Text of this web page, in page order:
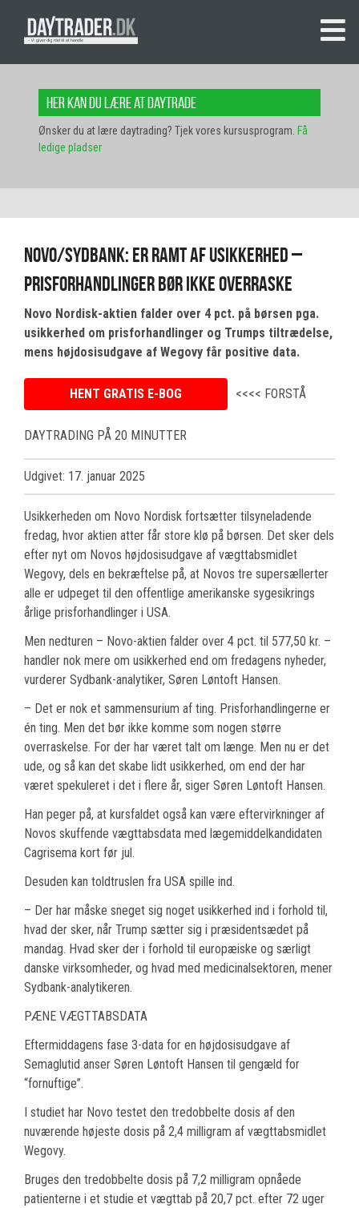
Her kan du lære at daytrade
Ønsker du at lære daytrading? Tjek vores kursusprogram. Få
ledige pladser
Novo/Sydbank: Er ramt af usikkerhed –
prisforhandlinger bør ikke overraske
Novo Nordisk-aktien falder over 4 pct. på børsen pga.
usikkerhed om prisforhandlinger og Trumps tiltrædelse,
mens højdosisudgave af Wegovy får positive data.
HENT GRATIS E-BOG <<<< FORSTÅ
DAYTRADING PÅ 20 MINUTTER
Udgivet: 17. januar 2025
Usikkerheden om Novo Nordisk fortsætter tilsyneladende
fredag, hvor aktien atter får store klø på børsen. Det sker dels
efter nyt om Novos højdosisudgave af vægttabsmidlet
Wegovy, dels en bekræftelse på, at Novos tre supersællerter
alle er udpeget til den offentlige amerikanske sygesikrings
årlige prisforhandlinger i USA.
Men nedturen – Novo-aktien falder over 4 pct. til 577,50 kr. –
handler nok mere om usikkerhed end om fredagens nyheder,
vurderer Sydbank-analytiker, Søren Løntoft Hansen.
– Det er nok et sammensurium af ting. Prisforhandlingerne er
én ting. Men det bør ikke komme som nogen større
overraskelse. For der har været talt om længe. Men nu er det
ude, og så kan det skabe lidt usikkerhed, om end der har
været spekuleret i det i flere år, siger Søren Løntoft Hansen.
Han peger på, at kursfaldet også kan være eftervirkninger af
Novos skuffende vægttabsdata med lægemiddelkandidaten
Cagrisema kort før jul.
Desuden kan toldtruslen fra USA spille ind.
– Der har måske sneget sig noget usikkerhed ind i forhold til,
hvad der sker, når Trump sætter sig i præsidentsædet på
mandag. Hvad sker der i forhold til europæiske og særligt
danske virksomheder, og hvad med medicinalsektoren, mener
Sydbank-analytikeren.
PÆNE VÆGTTABSDATA
Eftermiddagens fase 3-data for en højdosisudgave af
Semaglutid anser Søren Løntoft Hansen til gengæld for
“fornuftige”.
I studiet har Novo testet den tredobbelte dosis af den
nuværende højeste dosis på 2,4 milligram af vægttabsmidlet
Wegovy.
Bruges den tredobbelte dosis på 7,2 milligram opnåede
patienterne i et studie et vægttab på 20,7 pct. efter 72 uger